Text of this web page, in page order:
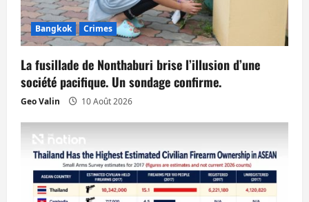
Bangkok Crimes
La fusillade de Nonthaburi brise l’illusion d’une
société pacifique. Un sondage confirme.
Geo Valin 10 Août 2026